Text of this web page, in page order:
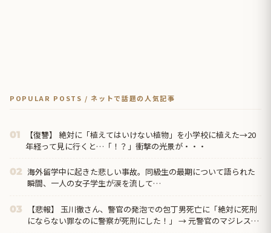
POPULAR POSTS / ネットで話題の人気記事
01
【復讐】 絶対に「植えてはいけない植物」を小学校に植えた→20
年経って見に行くと…「！？」衝撃の光景が・・・
02 海外留学中に起きた悲しい事故。同級生の最期について語られた
瞬間、一人の女子学生が涙を流して…
03
【悲報】 玉川徹さん、警官の発泡での包丁男死亡に「絶対に死刑
にならない罪なのに警察が死刑にした！」 → 元警官のマジレスが